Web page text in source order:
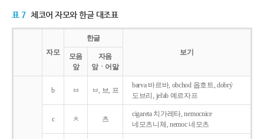
표 7 체코어 자모와 한글 대조표
자모
한글
보기
모음
앞
자음
앞ㆍ어말
b ㅂ ㅂ, 브, 프
barva 바르바, obchod 옵호트, dobrý
도브리, jeřab 예르자프
c ㅊ 츠
cigareta 치가레타, nemocnice
네모츠니체, nemoc 네모츠